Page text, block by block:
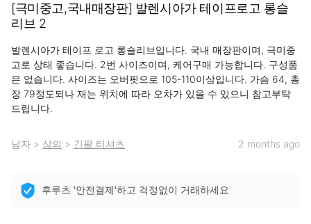
[극미중고,국내매장판] 발렌시아가 테이프로고 롱슬
리브 2
발렌시아가 테이프 로고 롱슬리브입니다. 국내 매장판이며, 극미중
고로 상태 좋습니다. 2번 사이즈이며, 케어구매 가능합니다. 구성품
은 없습니다. 사이즈는 오버핏으로 105-110이상입니다. 가슴 64, 총
장 79정도되나 재는 위치에 따라 오차가 있을 수 있으니 참고부탁
드립니다.
남자 > 상의 > 긴팔 티셔츠 2 months ago
후루츠 '안전결제'하고 걱정없이 거래하세요